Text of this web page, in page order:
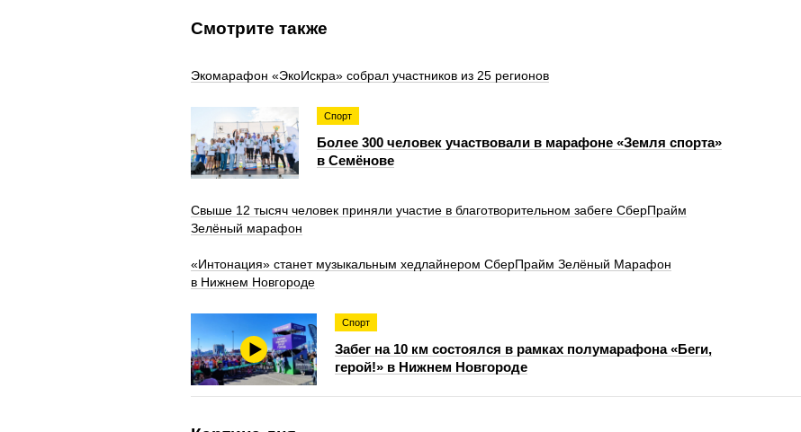
Смотрите также
Экомарафон «ЭкоИскра» собрал участников из 25 регионов
Спорт
Более 300 человек участвовали в марафоне «Земля спорта»
в Семёнове
Свыше 12 тысяч человек приняли участие в благотворительном забеге СберПрайм
Зелёный марафон
«Интонация» станет музыкальным хедлайнером СберПрайм Зелёный Марафон
в Нижнем Новгороде
Спорт
Забег на 10 км состоялся в рамках полумарафона «Беги,
герой!» в Нижнем Новгороде